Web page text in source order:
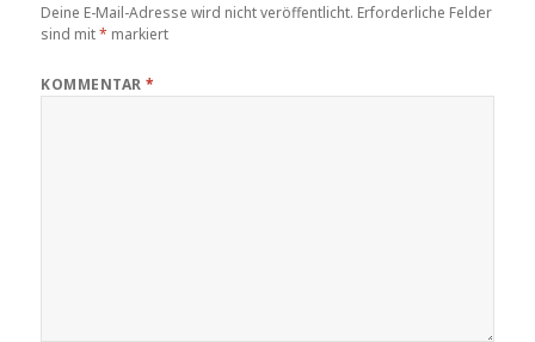
Deine E-Mail-Adresse wird nicht veröffentlicht. Erforderliche Felder
sind mit* markiert
KOMMENTAR*